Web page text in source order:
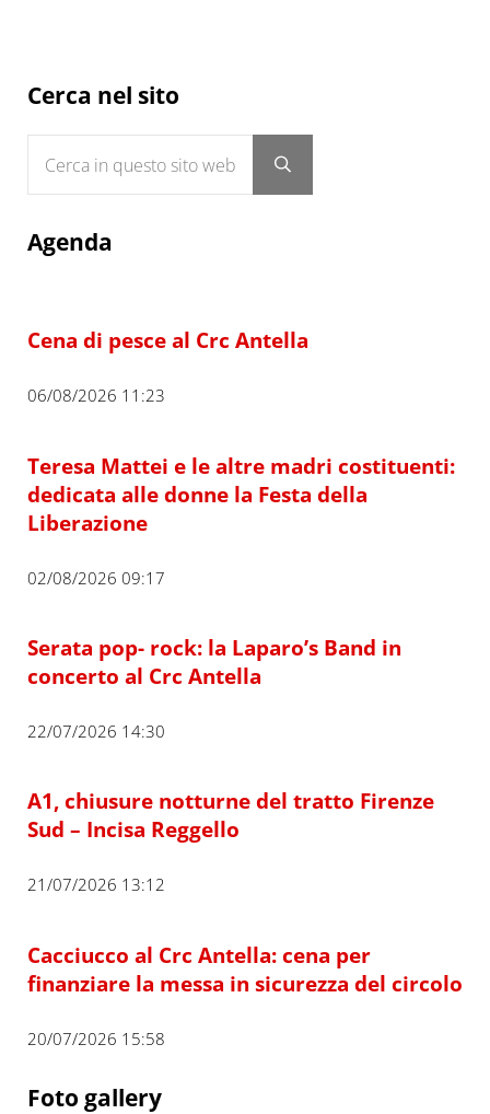
Sidebar
Cerca nel sito
Submit search
Agenda
Cena di pesce al Crc Antella
06/08/2026 11:23
Teresa Mattei e le altre madri costituenti:
dedicata alle donne la Festa della
Liberazione
02/08/2026 09:17
Serata pop- rock: la Laparo’s Band in
concerto al Crc Antella
22/07/2026 14:30
A1, chiusure notturne del tratto Firenze
Sud – Incisa Reggello
21/07/2026 13:12
Cacciucco al Crc Antella: cena per
finanziare la messa in sicurezza del circolo
20/07/2026 15:58
Foto gallery